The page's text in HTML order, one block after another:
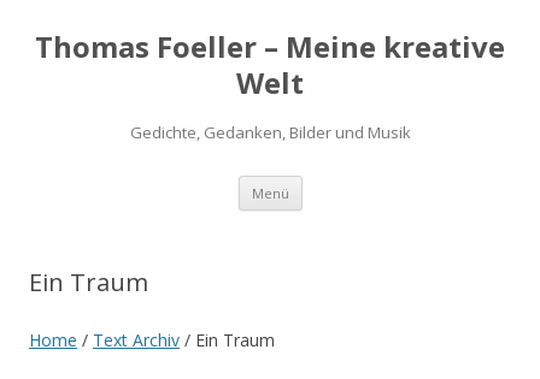
Thomas Foeller – Meine kreative
Welt
Gedichte, Gedanken, Bilder und Musik
Menü Zum
springen
Ein Traum
Home / Text Archiv / Ein Traum